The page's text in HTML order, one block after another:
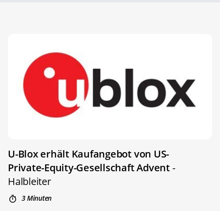
U-Blox erhält Kaufangebot von US-
Private-Equity-Gesellschaft Advent-
Halbleiter
3 Minuten